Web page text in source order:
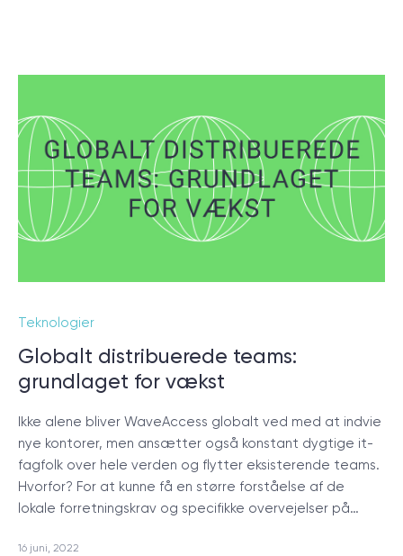
Teknologier
Globalt distribuerede teams:
grundlaget for vækst
Ikke alene bliver WaveAccess globalt ved med at indvie
nye kontorer, men ansætter også konstant dygtige it-
fagfolk over hele verden og flytter eksisterende teams.
Hvorfor? For at kunne få en større forståelse af de
lokale forretningskrav og specifikke overvejelser på…
16 juni, 2022